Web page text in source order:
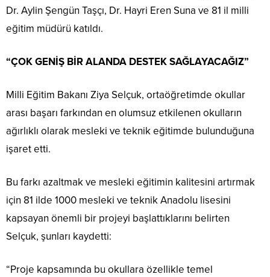
Dr. Aylin Şengün Taşçı, Dr. Hayri Eren Suna ve 81 il milli
eğitim müdürü katıldı.
“ÇOK GENİŞ BİR ALANDA DESTEK SAĞLAYACAĞIZ”
Milli Eğitim Bakanı Ziya Selçuk, ortaöğretimde okullar
arası başarı farkından en olumsuz etkilenen okulların
ağırlıklı olarak mesleki ve teknik eğitimde bulunduğuna
işaret etti.
Bu farkı azaltmak ve mesleki eğitimin kalitesini artırmak
için 81 ilde 1000 mesleki ve teknik Anadolu lisesini
kapsayan önemli bir projeyi başlattıklarını belirten
Selçuk, şunları kaydetti:
“Proje kapsamında bu okullara özellikle temel